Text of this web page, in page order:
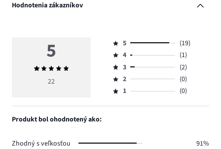
Hodnotenia zákazníkov
5
Priemerné
hodnotenie
22
Hodnotenie
5,
počet
hlasov
19.
5
(19)
Hodnotenie
4,
počet
hlasov
4
(1)
Hodnotenie
3,
počet
3
(2)
Hodnotenie
2,
2
(0)
Hodnotenie
1,
1 (0)
Produkt bol ohodnotený ako:
Zhodný s veľkosťou
91%